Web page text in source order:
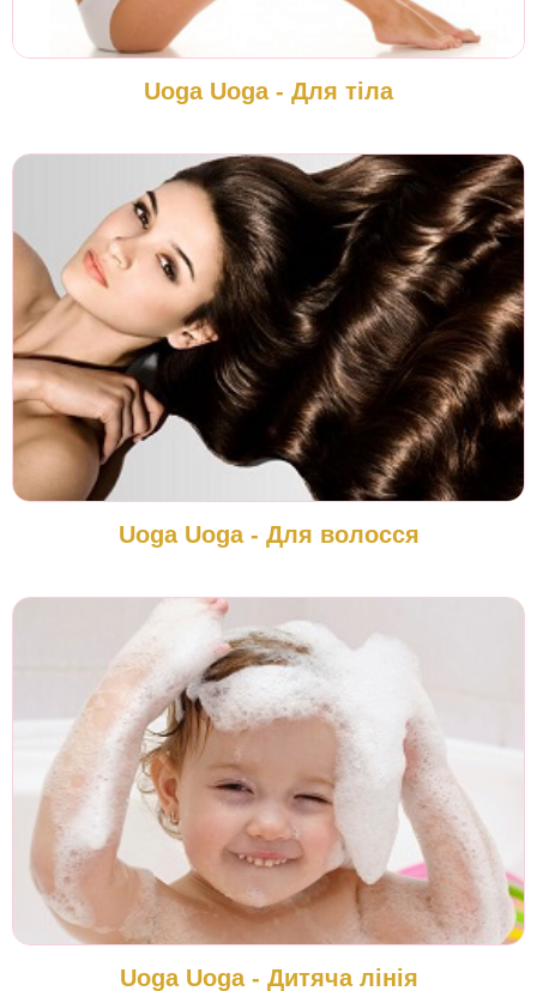
Uoga Uoga - Для тіла
Uoga Uoga - Для волосся
Uoga Uoga - Дитяча лінія